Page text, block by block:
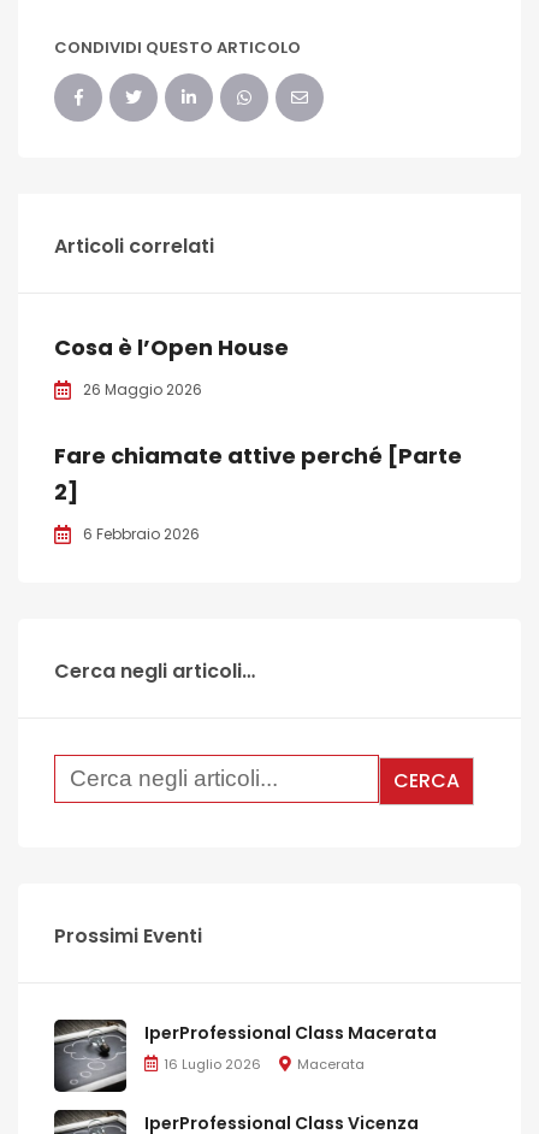
CONDIVIDI QUESTO ARTICOLO
Articoli correlati
Cosa è l’Open House
26 Maggio 2026
Fare chiamate attive perché [Parte
2]
6 Febbraio 2026
Cerca negli articoli…
Prossimi Eventi
IperProfessional Class Macerata
16 Luglio 2026 Macerata
IperProfessional Class Vicenza